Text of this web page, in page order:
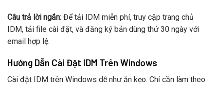
Câu trả lời ngắn: Để tải IDM miễn phí, truy cập trang chủ
IDM, tải file cài đặt, và đăng ký bản dùng thử 30 ngày với
email hợp lệ.
Hướng Dẫn Cài Đặt IDM Trên Windows
Cài đặt IDM trên Windows dễ như ăn kẹo. Chỉ cần làm theo